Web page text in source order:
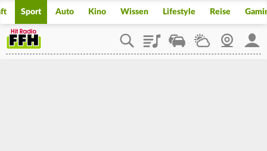
Sport Auto Kino Wissen Lifestyle Reise
PlaylistStaupilotWetterWebcam